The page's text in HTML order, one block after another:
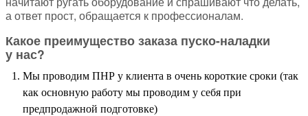
а ответ прост, обращается к профессионалам.
Какое преимущество заказа пуско-наладки
у нас?
Мы проводим ПНР у клиента в очень короткие сроки (так
как основную работу мы проводим у себя при
предпродажной подготовке)